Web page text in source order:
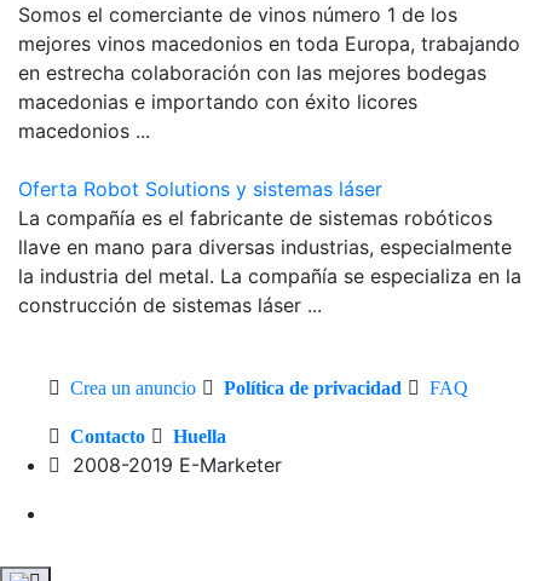
Somos el comerciante de vinos número 1 de los
mejores vinos macedonios en toda Europa, trabajando
en estrecha colaboración con las mejores bodegas
macedonias e importando con éxito licores
macedonios ...
Oferta Robot Solutions y sistemas láser
La compañía es el fabricante de sistemas robóticos
llave en mano para diversas industrias, especialmente
la industria del metal. La compañía se especializa en la
construcción de sistemas láser ...
Crea un anuncio Política de privacidad FAQ
Contacto Huella
2008-2019 E-Marketer